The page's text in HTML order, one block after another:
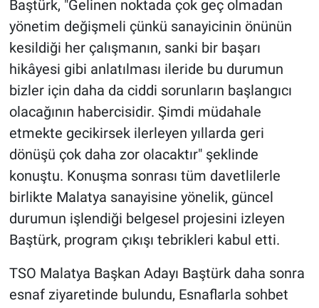
Baştürk, "Gelinen noktada çok geç olmadan
yönetim değişmeli çünkü sanayicinin önünün
kesildiği her çalışmanın, sanki bir başarı
hikâyesi gibi anlatılması ileride bu durumun
bizler için daha da ciddi sorunların başlangıcı
olacağının habercisidir. Şimdi müdahale
etmekte gecikirsek ilerleyen yıllarda geri
dönüşü çok daha zor olacaktır" şeklinde
konuştu. Konuşma sonrası tüm davetlilerle
birlikte Malatya sanayisine yönelik, güncel
durumun işlendiği belgesel projesini izleyen
Baştürk, program çıkışı tebrikleri kabul etti.
TSO Malatya Başkan Adayı Baştürk daha sonra
esnaf ziyaretinde bulundu, Esnaflarla sohbet